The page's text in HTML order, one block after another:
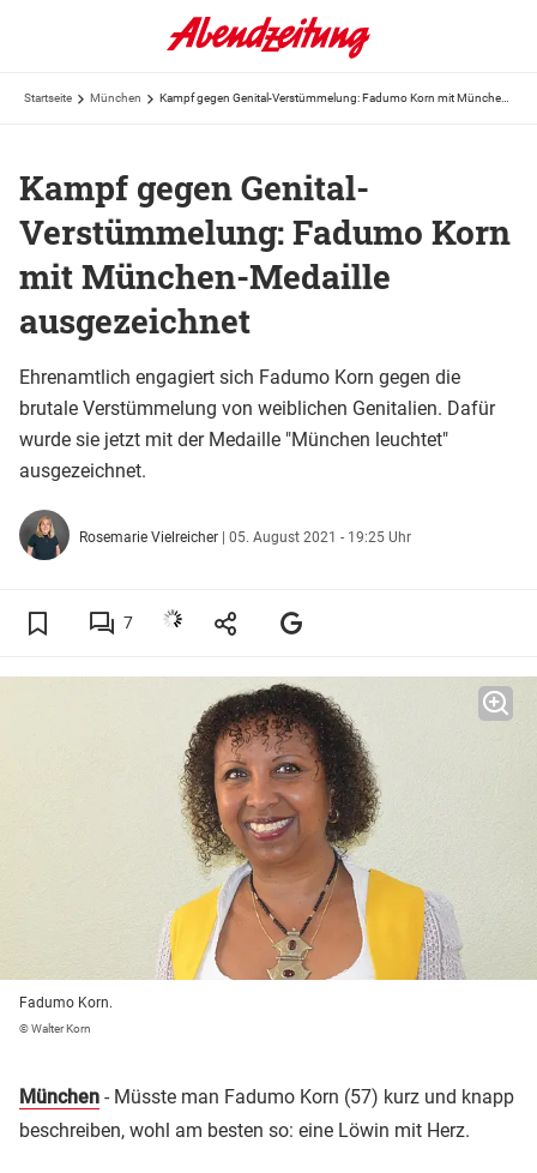
Startseite München
Kampf gegen Genital-
Verstümmelung: Fadumo Korn
mit München-Medaille
ausgezeichnet
Ehrenamtlich engagiert sich Fadumo Korn gegen die
brutale Verstümmelung von weiblichen Genitalien. Dafür
wurde sie jetzt mit der Medaille "München leuchtet"
ausgezeichnet.
Rosemarie Vielreicher | 05. August 2021 - 19:25 Uhr
7
Fadumo Korn.
© Walter Korn
München - Müsste man Fadumo Korn (57) kurz und knapp
beschreiben, wohl am besten so: eine Löwin mit Herz.